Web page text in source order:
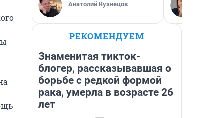
Анатолий Кузнецов
РЕКОМЕНДУЕМ
Знаменитая тикток-
блогер, рассказывавшая о
борьбе с редкой формой
рака, умерла в возрасте 26
лет